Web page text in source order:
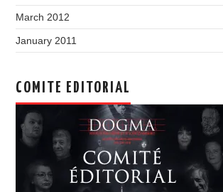
March 2012
January 2011
COMITE EDITORIAL